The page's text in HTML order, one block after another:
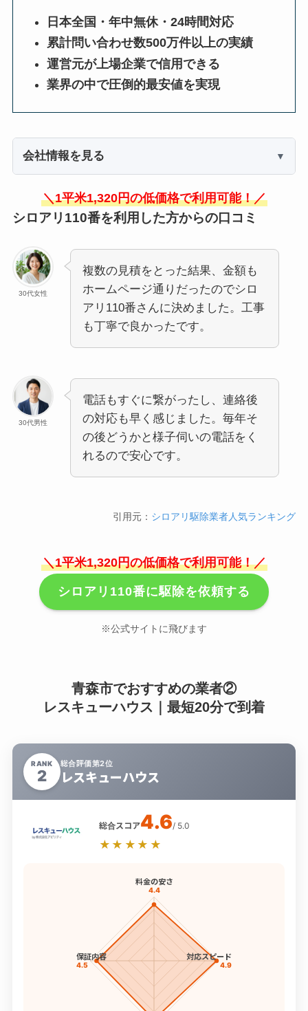
日本全国・年中無休・24時間対応
累計問い合わせ数500万件以上の実績
運営元が上場企業で信用できる
業界の中で圧倒的最安値を実現
会社情報を見る
＼1平米1,320円の低価格で利用可能！／
シロアリ110番を利用した方からの口コミ
30代女性
複数の見積をとった結果、金額も
ホームページ通りだったのでシロ
アリ110番さんに決めました。工事
も丁寧で良かったです。
30代男性
電話もすぐに繋がったし、連絡後
の対応も早く感じました。毎年そ
の後どうかと様子伺いの電話をく
れるので安心です。
引用元： シロアリ駆除業者人気ランキング
＼1平米1,320円の低価格で利用可能！／
シロアリ110番に駆除を依頼する
※公式サイトに飛びます
青森市でおすすめの業者②
レスキューハウス｜最短20分で到着
RANK
2
総合評価第2位
レスキューハウス
総合スコア4.6/ 5.0
★★★★★
料金の安さ
4.4
対応スピード
4.9
保証内容
4.5